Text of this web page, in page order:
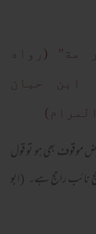
مة"
(رواه
ابن حبان
موقوف بھی ہو تو قول
راحج ہے۔ (ابو